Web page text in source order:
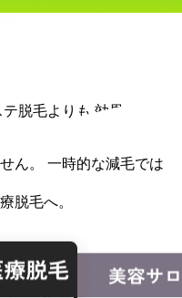
テ脱毛よりも 効果・コス
ん。
一時的な減毛では
脱毛へ。